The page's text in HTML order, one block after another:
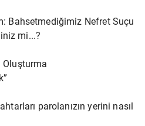
Bahsetmediğimiz Nefret Suçu
mi...?
Oluşturma
parolanızın yerini nasıl